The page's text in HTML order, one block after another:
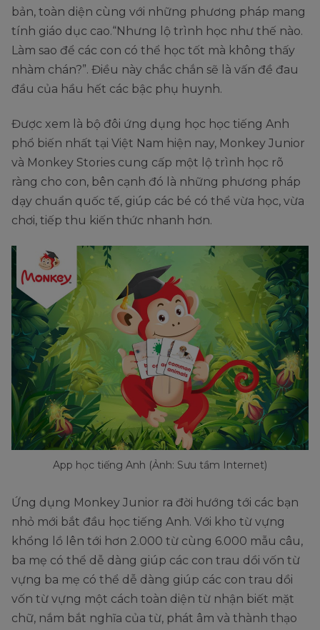
bản, toàn diện cùng với những phương pháp mang
tính giáo dục cao.“Nhưng lộ trình học như thế nào.
Làm sao để các con có thể học tốt mà không thấy
nhàm chán?”. Điều này chắc chắn sẽ là vấn đề đau
đầu của hầu hết các bậc phụ huynh.
Được xem là bộ đôi ứng dụng học học tiếng Anh
phổ biến nhất tại Việt Nam hiện nay, Monkey Junior
và Monkey Stories cung cấp một lộ trình học rõ
ràng cho con, bên cạnh đó là những phương pháp
dạy chuẩn quốc tế, giúp các bé có thể vừa học, vừa
chơi, tiếp thu kiến thức nhanh hơn.
App học tiếng Anh (Ảnh: Sưu tầm Internet)
Ứng dụng Monkey Junior ra đời hướng tới các bạn
nhỏ mới bắt đầu học tiếng Anh. Với kho từ vựng
khổng lồ lên tới hơn 2.000 từ cùng 6.000 mẫu câu,
ba mẹ có thể dễ dàng giúp các con trau dồi vốn từ
vựng ba mẹ có thể dễ dàng giúp các con trau dồi
vốn từ vựng một cách toàn diện từ nhận biết mặt
chữ, nắm bắt nghĩa của từ, phát âm và thành thạo